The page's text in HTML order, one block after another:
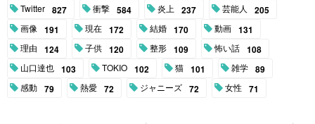
Twitter 827 衝撃 584 炎上 237 芸能人 205
画像 191 現在 172 結婚 170 動画 131
理由 124 子供 120 整形 109 怖い話 108
山口達也 103 TOKIO 102 猫 101 雑学 89
感動 79 熱愛 72 ジャニーズ 72 女性 71